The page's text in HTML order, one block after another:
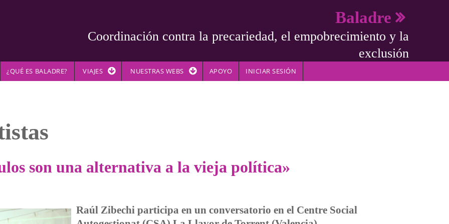
Baladre
Coordinación contra la precariedad, el empobrecimiento y la
exclusión
¿QUÉ ES BALADRE? VIAJES NUESTRAS WEBS APOYO INICIAR SESIÓN
son una alternativa a la vieja política»
Raúl Zibechi participa en un conversatorio en el Centre Social